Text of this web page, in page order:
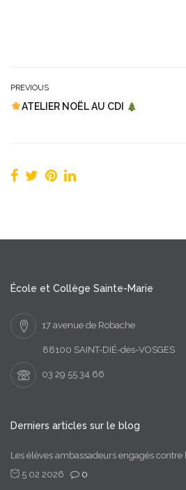
PREVIOUS
ATELIER NOËL AU CDI
École et Collège Sainte-Marie
17 avenue de Robache
88100 SAINT-DIÉ-des-VOSGES
03 29 55 34 66
Derniers articles sur le blog
Les élèves ambassadeurs engagés
5 02 2026
0